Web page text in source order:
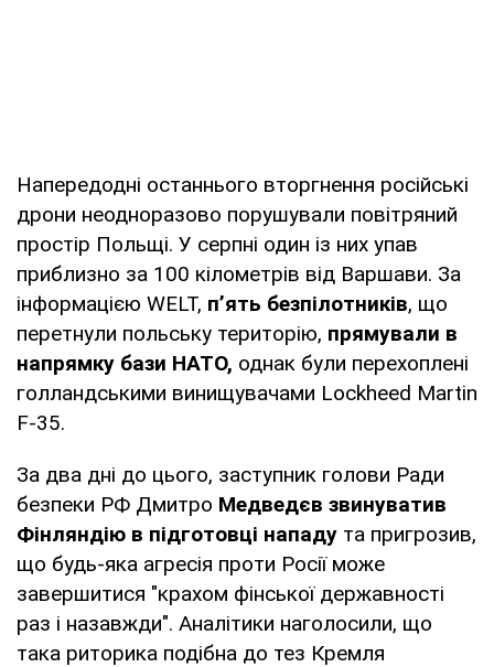
Напередодні останнього вторгнення російські
дрони неодноразово порушували повітряний
простір Польщі. У серпні один із них упав
приблизно за 100 кілометрів від Варшави. За
інформацією WELT, п’ять безпілотників, що
перетнули польську територію, прямували в
напрямку бази НАТО, однак були перехоплені
голландськими винищувачами Lockheed Martin
F-35.
За два дні до цього, заступник голови Ради
безпеки РФ Дмитро Медведєв звинуватив
Фінляндію в підготовці нападу та пригрозив,
що будь-яка агресія проти Росії може
завершитися "крахом фінської державності
раз і назавжди". Аналітики наголосили, що
така риторика подібна до тез Кремля